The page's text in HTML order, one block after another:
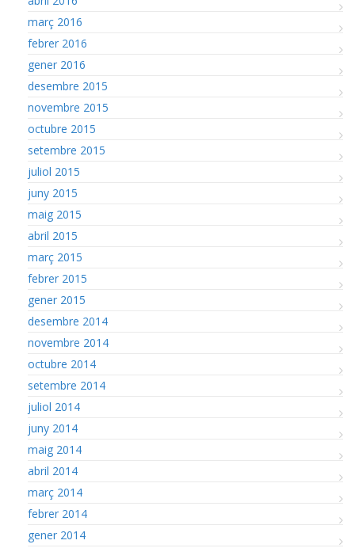
març 2016
febrer 2016
gener 2016
desembre 2015
novembre 2015
octubre 2015
setembre 2015
juliol 2015
juny 2015
maig 2015
abril 2015
març 2015
febrer 2015
gener 2015
desembre 2014
novembre 2014
octubre 2014
setembre 2014
juliol 2014
juny 2014
maig 2014
abril 2014
març 2014
febrer 2014
gener 2014